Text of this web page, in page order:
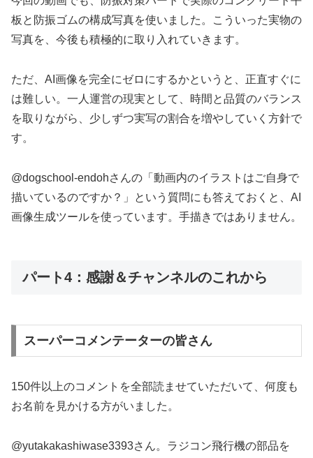
板と防振ゴムの構成写真を使いました。こういった実物の
写真を、今後も積極的に取り入れていきます。
ただ、AI画像を完全にゼロにするかというと、正直すぐに
は難しい。一人運営の現実として、時間と品質のバランス
を取りながら、少しずつ実写の割合を増やしていく方針で
す。
@dogschool-endohさんの「動画内のイラストはご自身で
描いているのですか？」という質問にも答えておくと、AI
画像生成ツールを使っています。手描きではありません。
パート4：感謝＆チャンネルのこれから
スーパーコメンテーターの皆さん
150件以上のコメントを全部読ませていただいて、何度も
お名前を見かける方がいました。
@yutakakashiwase3393さん。ラジコン飛行機の部品を